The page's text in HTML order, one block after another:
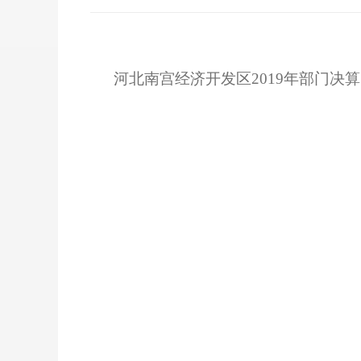
河北南宫经济开发区2019年部门决